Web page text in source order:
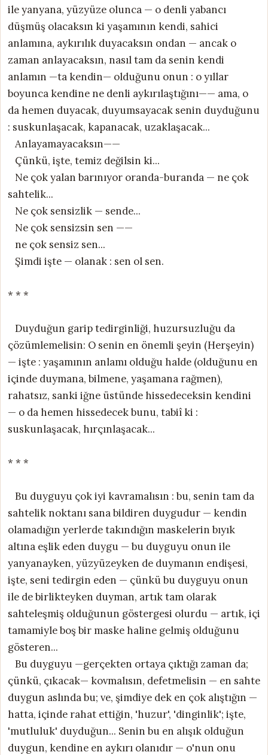
ile yanyana, yüzyüze olunca — o denli yabancı
düşmüş olacaksın ki yaşamının kendi, sahici
anlamına, aykırılık duyacaksın ondan — ancak o
zaman anlayacaksın, nasıl tam da senin kendi
anlamın —ta kendin— olduğunu onun : o yıllar
boyunca kendine ne denli aykırılaştığını—— ama, o
da hemen duyacak, duyumsayacak senin duyduğunu
: suskunlaşacak, kapanacak, uzaklaşacak...
Anlayamayacaksın——
Çünkü, işte, temiz değilsin ki...
Ne çok yalan barınıyor oranda-buranda — ne çok
sahtelik...
Ne çok sensizlik — sende...
Ne çok sensizsin sen ——
ne çok sensiz sen...
Şimdi işte — olanak : sen ol sen.
* * *
Duyduğun garip tedirginliği, huzursuzluğu da
çözümlemelisin: O senin en önemli şeyin (Herşeyin)
— işte : yaşamının anlamı olduğu halde (olduğunu en
içinde duymana, bilmene, yaşamana rağmen),
rahatsız, sanki iğne üstünde hissedeceksin kendini
— o da hemen hissedecek bunu, tabiî ki :
suskunlaşacak, hırçınlaşacak...
* * *
Bu duyguyu çok iyi kavramalısın : bu, senin tam da
sahtelik noktanı sana bildiren duygudur — kendin
olamadığın yerlerde takındığın maskelerin bıyık
altına eşlik eden duygu — bu duyguyu onun ile
yanyanayken, yüzyüzeyken de duymanın endişesi,
işte, seni tedirgin eden — çünkü bu duyguyu onun
ile de birlikteyken duyman, artık tam olarak
sahteleşmiş olduğunun göstergesi olurdu — artık, içi
tamamiyle boş bir maske haline gelmiş olduğunu
gösteren...
Bu duyguyu —gerçekten ortaya çıktığı zaman da;
çünkü, çıkacak— kovmalısın, defetmelisin — en sahte
duygun aslında bu; ve, şimdiye dek en çok alıştığın —
hatta, içinde rahat ettiğin, 'huzur', 'dinginlik'; işte,
'mutluluk' duyduğun... Senin bu en alışık olduğun
duygun, kendine en aykırı olanıdır — o'nun onu